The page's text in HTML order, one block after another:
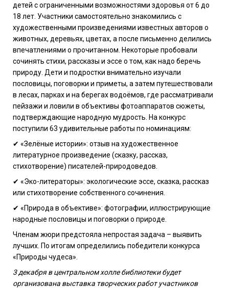
детей с ограниченными возможностями здоровья от 6 до
18 лет. Участники самостоятельно знакомились с
художественными произведениями известных авторов о
животных, деревьях, цветах, а после письменно делились
впечатлениями о прочитанном. Некоторые пробовали
сочинять стихи, рассказы и эссе о том, как надо беречь
природу. Дети и подростки внимательно изучали
пословицы, поговорки и приметы, а затем путешествовали
в лесах, парках и на берегах водоёмов, где рассматривали
пейзажи и ловили в объективы фотоаппаратов сюжеты,
подтверждающие народную мудрость. На конкурс
поступили 63 удивительные работы по номинациям:
✔ «Зелёные истории»: отзыв на художественное
литературное произведение (сказку, рассказ,
стихотворение) писателей-природоведов.
✔ «Эко-литераторы»: экологические эссе, сказка, рассказ
или стихотворение собственного сочинения.
✔ «Природа в объективе»: фотографии, иллюстрирующие
народные пословицы и поговорки о природе.
Членам жюри предстояла непростая задача – выявить
лучших. По итогам определились победители конкурса
«Природы чудеса».
3 декабря в центральном холле библиотеки будет
организована выставка творческих работ участников